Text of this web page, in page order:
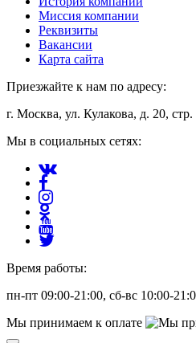
Миссия компании
Реквизиты
Вакансии
Карта сайта
Приезжайте к нам по адресу:
г. Москва, ул. Кулакова, д. 20,
Мы в социальных сетях:
Время работы:
пн-пт 09:00-21:00, сб-вс 10:00-
Мы принимаем к оплате